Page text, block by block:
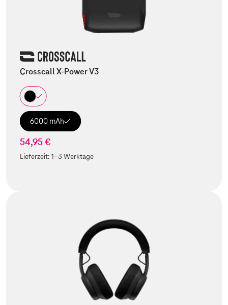
Crosscall X-Power V3
6000 mAh
54,95 €
Lieferzeit:1-3 Werktage